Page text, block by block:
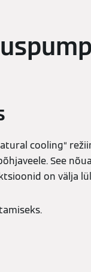
cooling“
See
on välja